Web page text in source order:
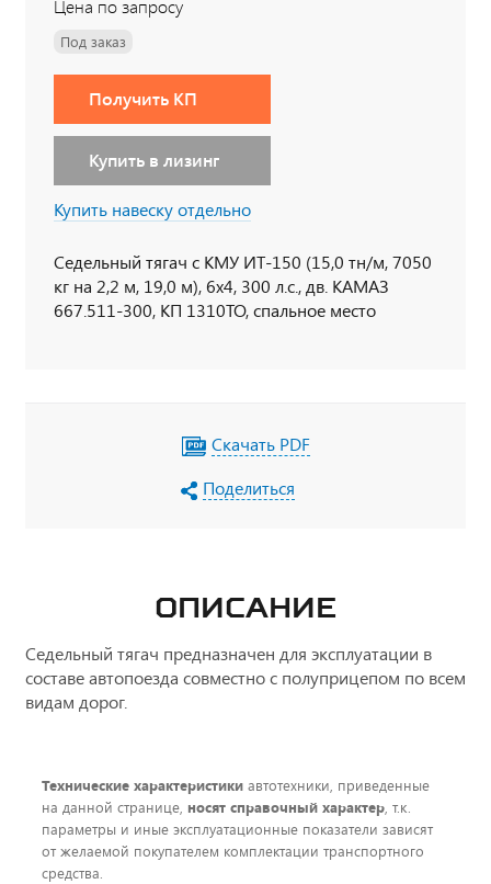
Цена по запросу
Под заказ
Получить КП
Купить в лизинг
Купить навеску отдельно
Седельный тягач с КМУ ИТ-150 (15,0 тн/м, 7050
кг на 2,2 м, 19,0 м), 6х4, 300 л.с., дв. КАМАЗ
667.511-300, КП 1310TO, спальное место
Скачать PDF
Поделиться
ОПИСАНИЕ
Седельный тягач предназначен для эксплуатации в
составе автопоезда совместно с полуприцепом по всем
видам дорог.
Технические характеристики автотехники, приведенные
на данной странице, носят справочный характер, т.к.
параметры и иные эксплуатационные показатели зависят
от желаемой покупателем комплектации транспортного
средства.